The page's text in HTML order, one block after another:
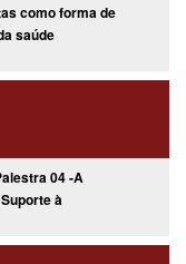
como forma de
saúde
04 -A
à